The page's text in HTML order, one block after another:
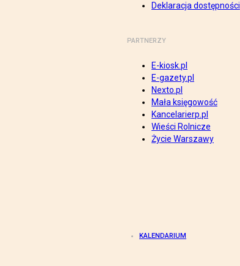
Deklaracja dostępności
PARTNERZY
E-kiosk.pl
E-gazety.pl
Nexto.pl
Mała księgowość
Kancelarierp.pl
Wieści Rolnicze
Życie Warszawy
KALENDARIUM